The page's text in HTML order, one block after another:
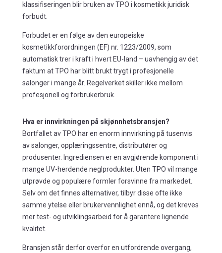
klassifiseringen blir bruken av TPO i kosmetikk juridisk
forbudt.
Forbudet er en følge av den europeiske
kosmetikkforordningen (EF) nr. 1223/2009, som
automatisk trer i kraft i hvert EU-land – uavhengig av det
faktum at TPO har blitt brukt trygt i profesjonelle
salonger i mange år. Regelverket skiller ikke mellom
profesjonell og forbrukerbruk.
Hva er innvirkningen på skjønnhetsbransjen?
Bortfallet av TPO har en enorm innvirkning på tusenvis
av salonger, opplæringssentre, distributører og
produsenter. Ingrediensen er en avgjørende komponent i
mange UV-herdende neglprodukter. Uten TPO vil mange
utprøvde og populære formler forsvinne fra markedet.
Selv om det finnes alternativer, tilbyr disse ofte ikke
samme ytelse eller brukervennlighet ennå, og det kreves
mer test- og utviklingsarbeid for å garantere lignende
kvalitet.
Bransjen står derfor overfor en utfordrende overgang,